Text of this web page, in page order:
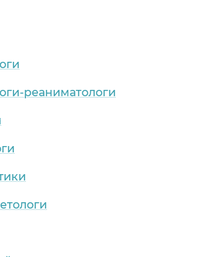
реаниматологи